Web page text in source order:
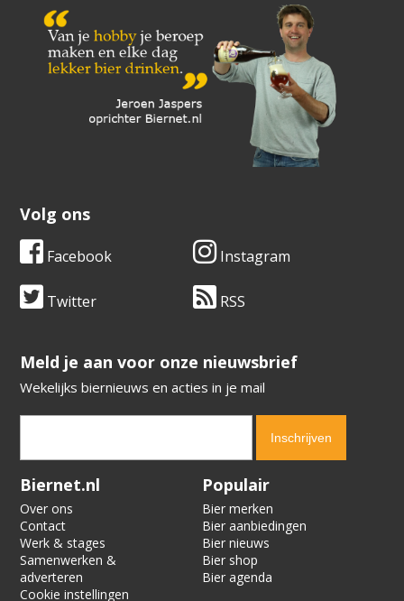
Volg ons
Facebook Instagram
Twitter RSS
​​​​​​​Meld je aan voor onze nieuwsbrief
Wekelijks biernieuws en acties in je mail
Verification code:
Biernet.nl
Over ons
Contact
Werk & stages
Samenwerken &
adverteren
Cookie instellingen
Populair
Bier merken
Bier aanbiedingen
Bier nieuws
Bier shop
Bier agenda